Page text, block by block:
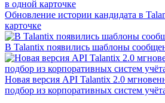
Обновление истории кандидата в
карточке
В Talantix появились шаблоны
Новая версия API Talantix 2.0
подбор из корпоративных систем